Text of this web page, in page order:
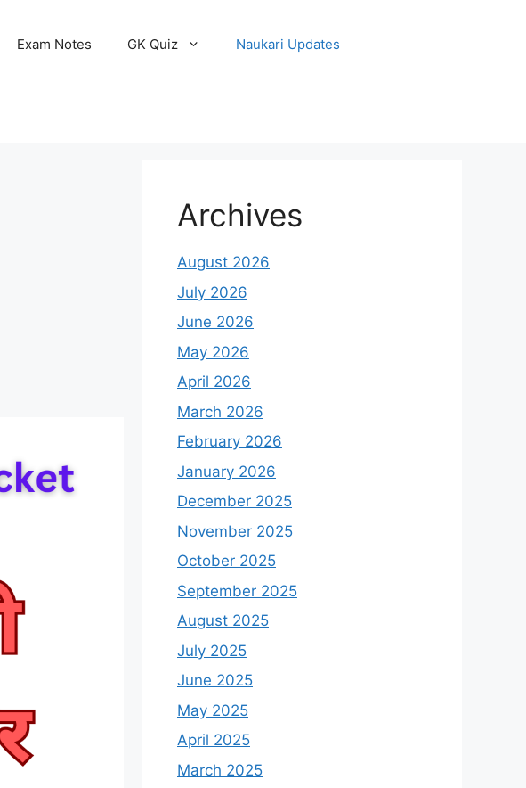
Exam Notes GK Quiz Naukari Updates
Archives
August 2026
July 2026
June 2026
May 2026
April 2026
March 2026
February 2026
January 2026
December 2025
November 2025
October 2025
September 2025
August 2025
July 2025
June 2025
May 2025
April 2025
March 2025